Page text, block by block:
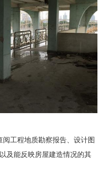
工程地质勘察报告、设计图
及能反映房屋建造情况的其